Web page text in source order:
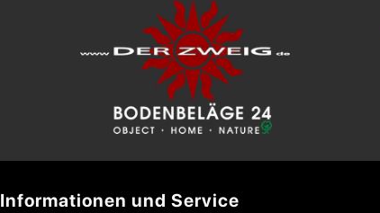
Informationen und Service